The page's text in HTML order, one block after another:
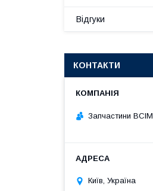
Відгуки
КОНТАКТИ
Запчастини ВСІМ
Київ, Україна